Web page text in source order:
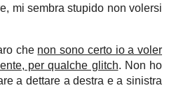
mi sembra stupido non volersi
che non sono certo io a voler
per qualche glitch. Non ho
a dettare a destra e a sinistra